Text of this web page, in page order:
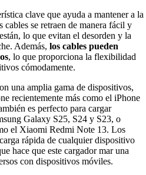
clave que ayuda a mantener a la
se retraen de manera fácil y
lo que evitan el desorden y la
Además, los cables pueden
, lo que proporciona la flexibilidad
cómodamente.
una amplia gama de dispositivos,
recientemente más como el iPhone
es perfecto para cargar
Galaxy S25, S24 y S23, o
el Xiaomi Redmi Note 13. Los
rápida de cualquier dispositivo
hace que este cargador mar una
con dispositivos móviles.